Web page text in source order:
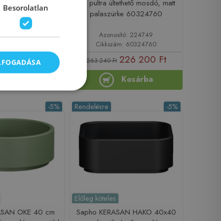
40 cm pultra
fehér
224738
210 800 Ft
cm pultra ültethető mosdó, matt
palaszürke 60324760
Azonosító: 224749
Cikkszám: 60324760
263 240 Ft 226 200 Ft
Kosárba
-5%
OKE 40 cm
-5%
Rendelésre
Előleg köteles
Sapho KERASAN HAKO 40x40
Besorolatlan